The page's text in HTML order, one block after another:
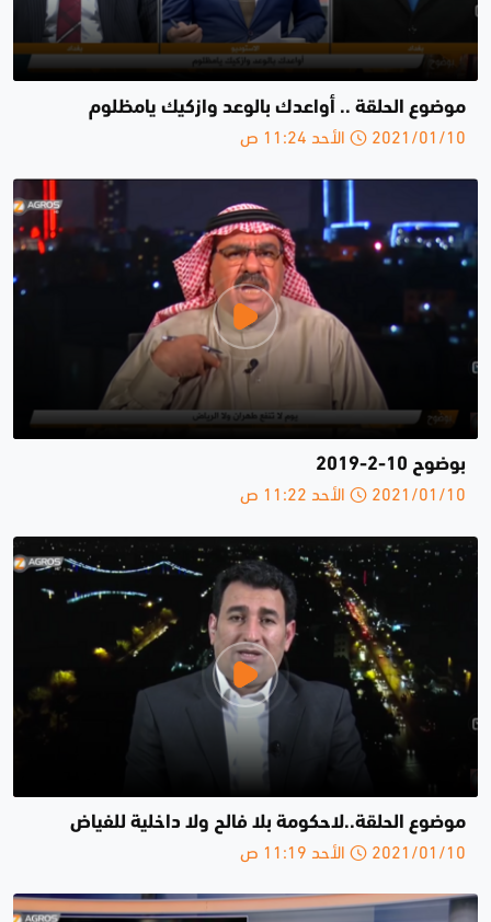
موضوع الحلقة .. أواعدك بالوعد وازكيك يامظلوم
2021/01/10 الأحد 11:24 ص
بوضوح 10-2-2019
2021/01/10 الأحد 11:22 ص
موضوع الحلقة..لاحكومة بلا فالح ولا داخلية للفياض
2021/01/10 الأحد 11:19 ص